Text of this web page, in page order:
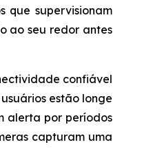
que supervisionam
ao seu redor antes
confiável
estão longe
alerta por períodos
capturam uma